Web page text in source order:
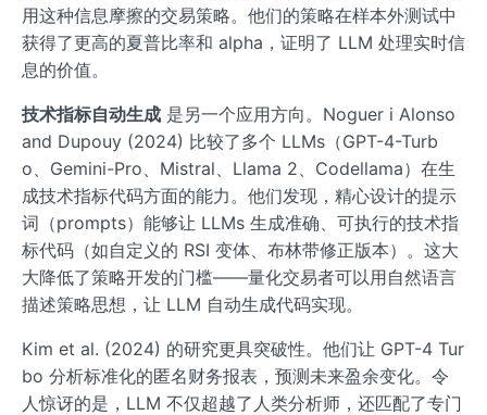
用这种信息摩擦的交易策略。他们的策略在样本外测试中
获得了更高的夏普比率和 alpha，证明了 LLM 处理实时信
息的价值。
技术指标自动生成 是另一个应用方向。Noguer i Alonso
and Dupouy (2024) 比较了多个 LLMs（GPT-4-Turb
o、Gemini-Pro、Mistral、Llama 2、Codellama）在生
成技术指标代码方面的能力。他们发现，精心设计的提示
词（prompts）能够让 LLMs 生成准确、可执行的技术指
标代码（如自定义的 RSI 变体、布林带修正版本）。这大
大降低了策略开发的门槛——量化交易者可以用自然语言
描述策略思想，让 LLM 自动生成代码实现。
Kim et al. (2024) 的研究更具突破性。他们让 GPT-4 Tur
bo 分析标准化的匿名财务报表，预测未来盈余变化。令
人惊讶的是，LLM 不仅超越了人类分析师，还匹配了专门